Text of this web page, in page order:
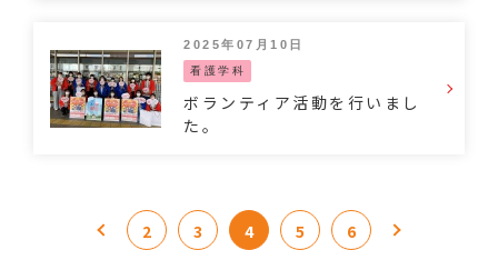
2025年07月10日
看護学科
ボランティア活動を行いまし
た。
2 3 4 5 6